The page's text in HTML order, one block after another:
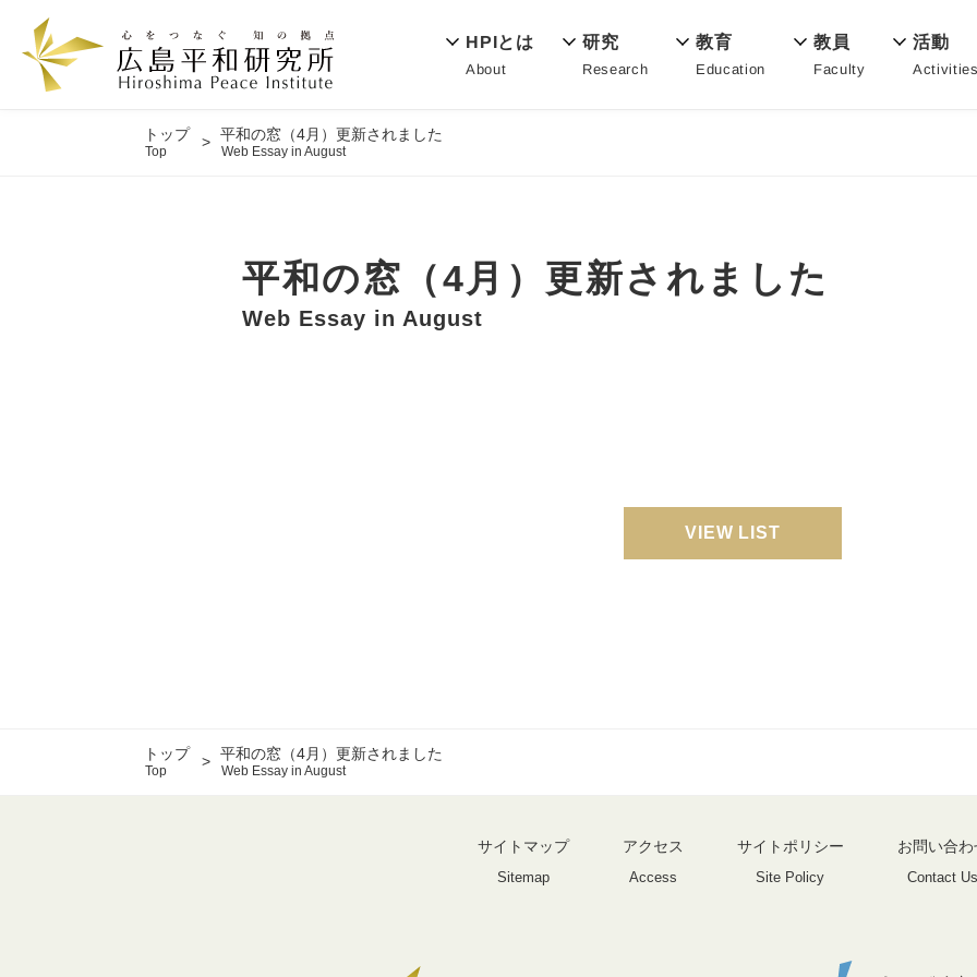
HPIとは
About
研究
Research
教育
Education
教員
Faculty
活動
トップ
Top
平和の窓（4月）更新されました
Web Essay in August
平和の窓（4月）更新されました
Web Essay in August
VIEW LIST
トップ
Top
平和の窓（4月）更新されました
Web Essay in August
サイトマップ
Sitemap
アクセス
Access
サイトポリシー
Site Policy
お問い合わ
Contact Us